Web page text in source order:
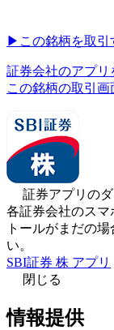
▶︎ この銘柄を取引
証券会社のアプリ
この銘柄の取引
証券アプリの
各証券会社のスマ
トールがまだの
い。
SBI証券 株 アプリ
閉じる
情報提供